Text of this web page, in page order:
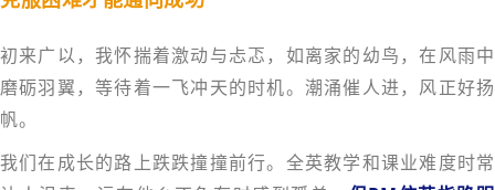
初来广以，我怀揣着激动与忐忑，如离家的幼鸟，在风雨中
磨砺羽翼，等待着一飞冲天的时机。潮涌催人进，风正好扬
帆。
我们在成长的路上跌跌撞撞前行。全英教学和课业难度时常